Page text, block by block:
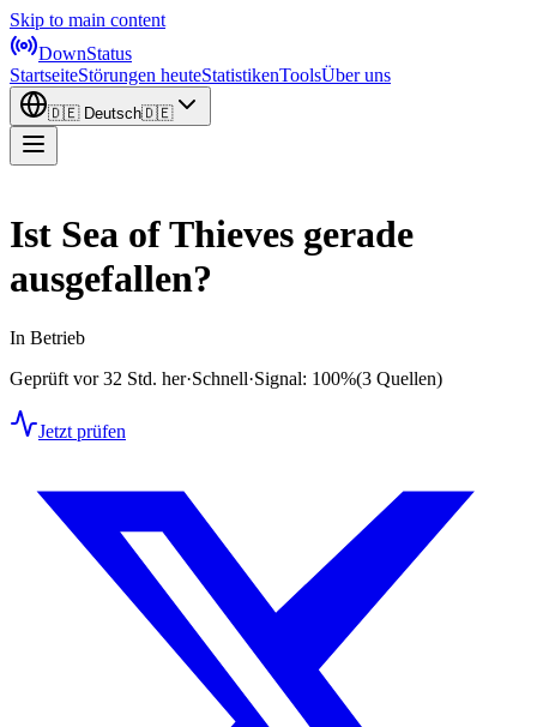
Skip to main content
DownStatus
StartseiteStörungen heuteStatistikenToolsÜber uns
🇩🇪 Deutsch🇩🇪
Ist Sea of Thieves gerade
ausgefallen?
In Betrieb
Geprüft vor 32 Std. her·Schnell·Signal: 100%(3 Quellen)
Jetzt prüfen